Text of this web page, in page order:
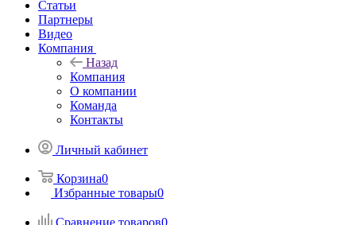
Статьи
Партнеры
Видео
Компания
Назад
Компания
О компании
Команда
Контакты
Личный кабинет
Корзина0
Избранные товары0
Сравнение товаров0